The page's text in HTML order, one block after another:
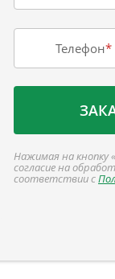
Телефон*
Нажимая на кнопку
согласие на
соответствии с